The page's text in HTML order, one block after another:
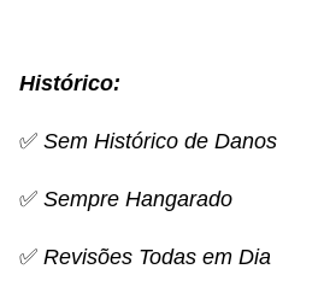
Histórico:
✅ Sem Histórico de Danos
✅ Sempre Hangarado
✅ Revisões Todas em Dia